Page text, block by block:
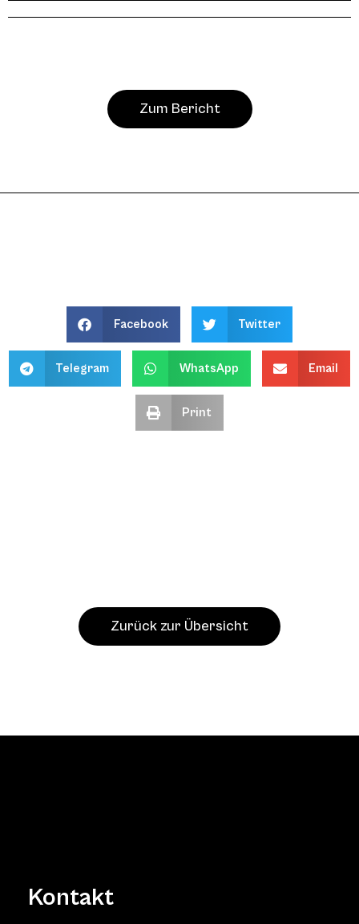
Zum Bericht
Facebook Twitter
Telegram WhatsApp Email
Print
Zurück zur Übersicht
Kontakt